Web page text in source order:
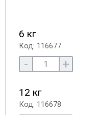
6 кг
Код: 116677
- +
12 кг
Код: 116678